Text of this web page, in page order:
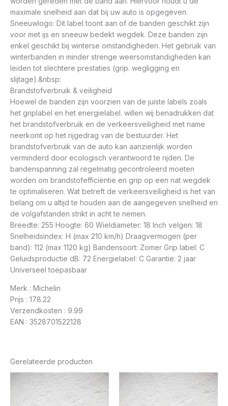
maximale snelheid aan dat bij uw auto is opgegeven.
Sneeuwlogo: Dit label toont aan of de banden geschikt zijn
voor met ijs en sneeuw bedekt wegdek. Deze banden zijn
enkel geschikt bij winterse omstandigheden. Het gebruik van
winterbanden in minder strenge weersomstandigheden kan
leiden tot slechtere prestaties (grip. wegligging en
slijtage).&nbsp:
Brandstofverbruik & veiligheid
Hoewel de banden zijn voorzien van de juiste labels zoals
het griplabel en het energielabel. willen wij benadrukken dat
het brandstofverbruik en de verkeersveiligheid met name
neerkomt op het rijgedrag van de bestuurder. Het
brandstofverbruik van de auto kan aanzienlijk worden
verminderd door ecologisch verantwoord te rijden. De
bandenspanning zal regelmatig gecontroleerd moeten
worden om brandstofefficiëntie en grip op een nat wegdek
te optimaliseren. Wat betreft de verkeersveiligheid is het van
belang om u altijd te houden aan de aangegeven snelheid en
de volgafstanden strikt in acht te nemen.
Breedte: 255 Hoogte: 60 Wieldiameter: 18 Inch velgen: 18
Snelheidsindex: H (max 210 km/h) Draagvermogen (per
band): 112 (max 1120 kg) Bandensoort: Zomer Grip label: C
Geluidsproductie dB: 72 Energielabel: C Garantie: 2 jaar
Universeel toepasbaar
Merk : Michelin
Prijs : 178.22
Verzendkosten : 9.99
EAN : 3528701522128
Gerelateerde producten